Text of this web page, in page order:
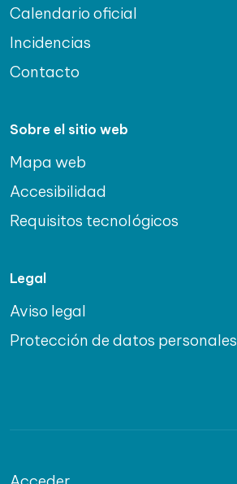
Calendario oficial
Incidencias
Contacto
Sobre el sitio web
Mapa web
Accesibilidad
Requisitos tecnológicos
Legal
Aviso legal
Protección de datos personales